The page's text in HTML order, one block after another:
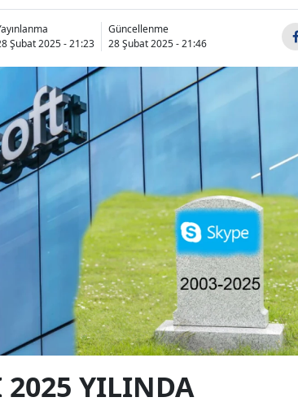
Şubat 2025 - 21:23
Güncellenme
28 Şubat 2025 - 21:46
2025 YILINDA